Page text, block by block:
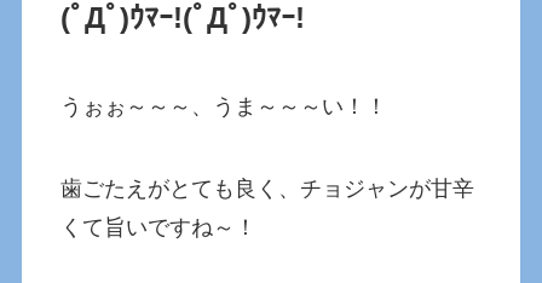
(ﾟДﾟ)ｳﾏｰ!(ﾟДﾟ)ｳﾏｰ!
うぉぉ～～～、うま～～～い！！
歯ごたえがとても良く、チョジャンが甘辛
くて旨いですね～！